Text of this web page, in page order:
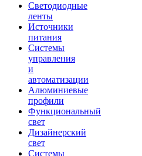
Светодиодные
ленты
Источники
питания
Системы
управления
и
автоматизации
Алюминиевые
профили
Функциональный
свет
Дизайнерский
свет
Системы